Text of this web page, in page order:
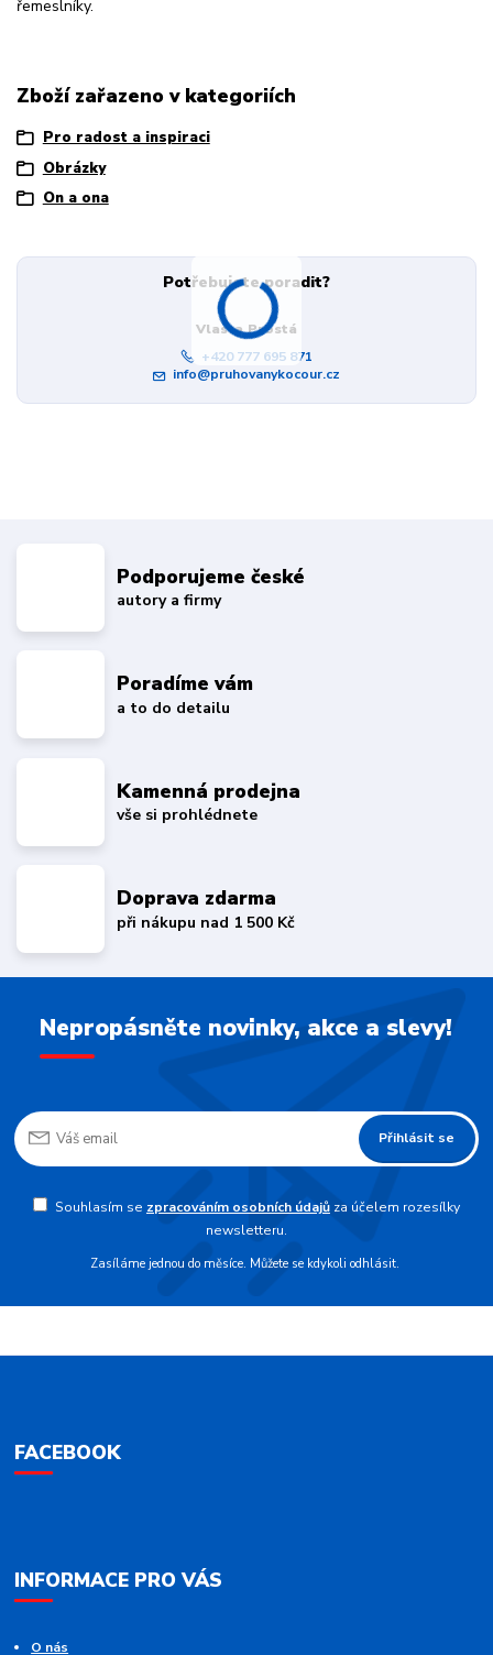
řemeslníky.
Zboží zařazeno v kategoriích
Pro radost a inspiraci
Obrázky
On a ona
Potřebujete poradit?
Vlasta Prostá
+420 777 695 871
info@pruhovanykocour.cz
Podporujeme české
autory a firmy
Poradíme vám
a to do detailu
Kamenná prodejna
vše si prohlédnete
Doprava zdarma
při nákupu nad 1 500 Kč
Nepropásněte novinky, akce a slevy!
Přihlásit se
Souhlasím se zpracováním osobních údajůza účelem rozesílky
newsletteru.
Zasíláme jednou do měsíce. Můžete se kdykoli odhlásit.
FACEBOOK
INFORMACE PRO VÁS
O nás